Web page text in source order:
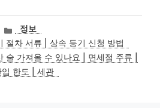
카
테
고
리
정보
절차 서류 | 상속 등기 신청 방법
술 가져올 수 있나요 | 면세점 주류 |
입 한도 | 세관